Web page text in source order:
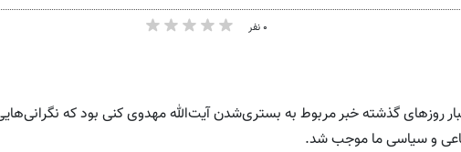
۰ نفر
روزهای گذشته خبر مربوط به بستری‌شدن آیت‌الله مهدوی کنی بود که
و سیاسی ما موجب شد.